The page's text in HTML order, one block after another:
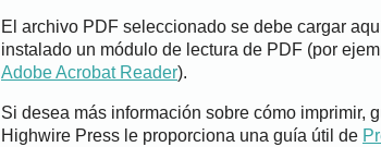
El archivo PDF seleccionado se debe cargar
instalado un módulo de lectura de PDF (por
Adobe Acrobat Reader).
Si desea más información sobre cómo imprimir,
Highwire Press le proporciona una guía útil de